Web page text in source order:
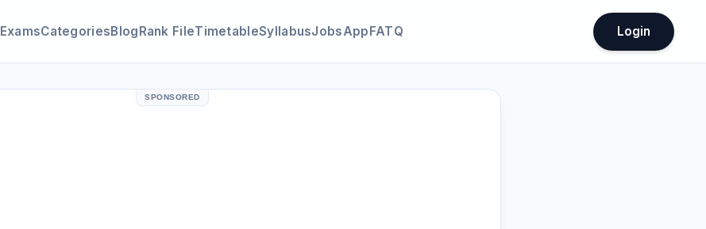
ExamsCategoriesBlogRank FileTimetableSyllabusJobsAppFATQ Login
SPONSORED